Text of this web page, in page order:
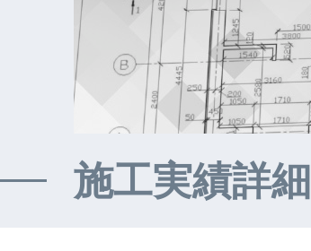
施工実績詳細